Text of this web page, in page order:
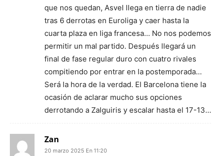
que nos quedan, Asvel llega en tierra de nadie
tras 6 derrotas en Euroliga y caer hasta la
cuarta plaza en liga francesa… No nos podemos
permitir un mal partido. Después llegará un
final de fase regular duro con cuatro rivales
compitiendo por entrar en la postemporada…
Será la hora de la verdad. El Barcelona tiene la
ocasión de aclarar mucho sus opciones
derrotando a Zalguiris y escalar hasta el 17-13…
Zan
20 marzo 2025 En 11:20